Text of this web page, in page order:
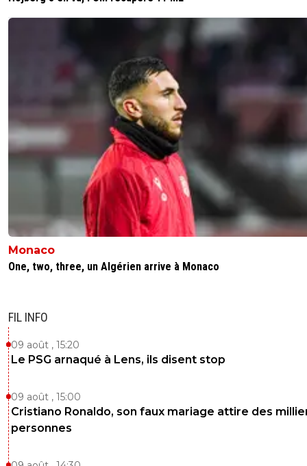
Monaco
One, two, three, un Algérien arrive à Monaco
FIL INFO
09 août , 15:20
Le PSG arnaqué à Lens, ils disent stop
09 août , 15:00
Cristiano Ronaldo, son faux mariage attire des
personnes